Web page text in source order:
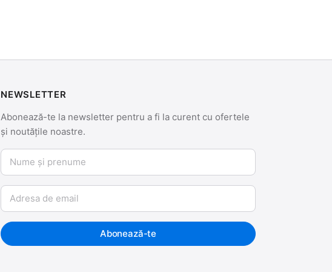
NEWSLETTER
Abonează-te la newsletter pentru a fi la curent cu ofertele
și noutățile noastre.
Nume și prenume
Email
Abonează-te